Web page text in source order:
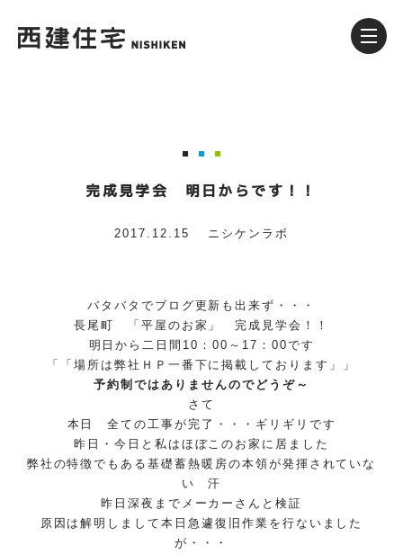
完成見学会 明日からです！！
2017.12.15 ニシケンラボ
バタバタでブログ更新も出来ず・・・
長尾町 「平屋のお家」 完成見学会！！
明日から二日間10：00～17：00です
「「場所は弊社ＨＰ一番下に掲載しております」」
予約制ではありませんのでどうぞ～
さて
本日 全ての工事が完了・・・ギリギリです
昨日・今日と私はほぼこのお家に居ました
弊社の特徴でもある基礎蓄熱暖房の本領が発揮されていな
い 汗
昨日深夜までメーカーさんと検証
原因は解明しまして本日急遽復旧作業を行ないました
が・・・